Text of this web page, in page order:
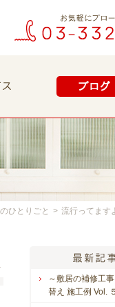
ひとりごと > 流行ってます
～敷居の補修工
替え 施工例 Vol. ５